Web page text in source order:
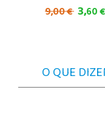
9,00 € 3,60 €
O QUE